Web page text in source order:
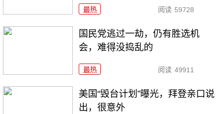
最热 阅读 59728
国民党逃过一劫，仍有胜选机
会，难得没捣乱的
最热 阅读 49911
美国“毁台计划”曝光，拜登亲口说
出，很意外